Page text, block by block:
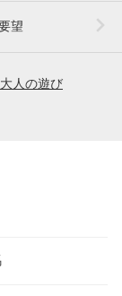
望
人の遊び